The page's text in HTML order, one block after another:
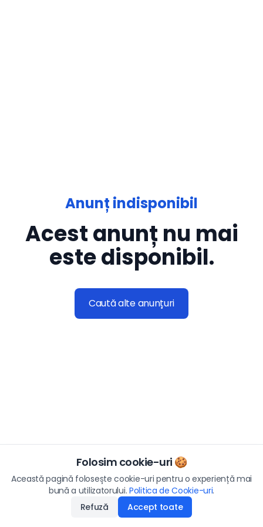
Anunț indisponibil
Acest anunț nu mai
este disponibil.
Caută alte anunțuri
Folosim cookie-uri 🍪
Această pagină folosește cookie-uri pentru o experiență mai
bună a utilizatorului. Politica de Cookie-uri.
Refuză
Accept toate